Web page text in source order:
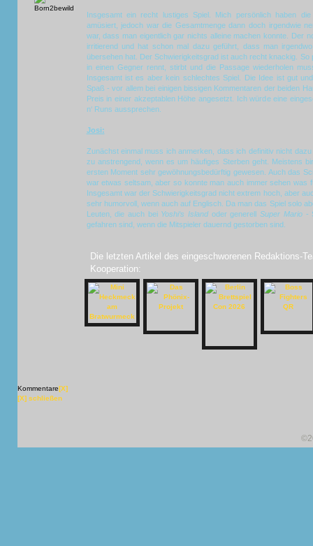
Insgesamt ein recht lustiges Spiel. Mich persönlich haben
amüsiert, jedoch war die Gesamtmenge dann doch irgendwie
war, dass man eigentlich gar nichts alleine machen konnte. Der
irritierend und hat schon mal dazu geführt, dass man
übersehen hat. Der Schwierigkeitsgrad ist auch recht knackig.
in einen Gegner rennt, stirbt und die Passage wiederholen
Insgesamt ist es aber kein schlechtes Spiel. Die Idee ist gut
Spaß - vor allem bei einigen bissigen Kommentaren der beiden
Preis in einer akzeptablen Höhe angesetzt. Ich würde eine
n‘ Runs aussprechen.
Josi:
Zunächst einmal muss ich anmerken, dass ich definitiv nicht
zu anstrengend, wenn es um häufiges Sterben geht. Meistens
ersten Moment sehr gewöhnungsbedürftig gewesen. Auch das
war etwas seltsam, aber so konnte man auch immer sehen was
Insgesamt war der Schwierigkeitsgrad nicht extrem hoch, aber
sehr humorvoll, wenn auch auf Englisch. Da man das Spiel solo
Leuten, die auch bei Yoshi‘s Island oder generellSuper Mario-
gefahren sind, wenn die Mitspieler dauernd gestorben sind.
Die letzten Artikel des eingeschworenen Redaktions-
Kooperation:
Kommentare[X]
[X] schließen